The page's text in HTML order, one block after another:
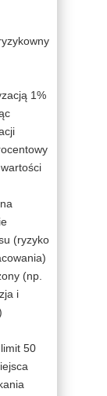
1%
(ryzyko
(np.
i
50